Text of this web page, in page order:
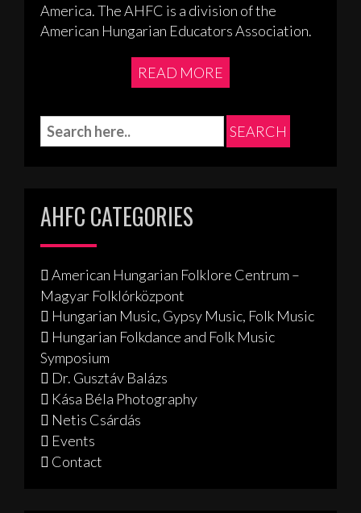
America. The AHFC is a division of the
American Hungarian Educators Association.
READ MORE
AHFC CATEGORIES
American Hungarian Folklore Centrum –
Magyar Folklórközpont
Hungarian Music, Gypsy Music, Folk Music
Hungarian Folkdance and Folk Music
Symposium
Dr. Gusztáv Balázs
Kása Béla Photography
Netis Csárdás
Events
Contact